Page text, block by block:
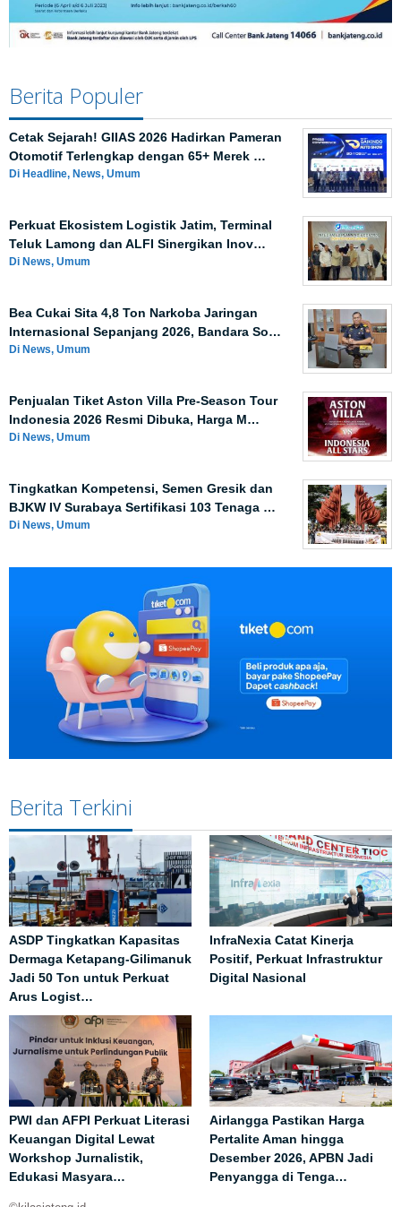
Berita Populer
Cetak Sejarah! GIIAS 2026 Hadirkan Pameran
Otomotif Terlengkap dengan 65+ Merek …
Di Headline, News, Umum
Perkuat Ekosistem Logistik Jatim, Terminal
Teluk Lamong dan ALFI Sinergikan Inov…
Di News, Umum
Bea Cukai Sita 4,8 Ton Narkoba Jaringan
Internasional Sepanjang 2026, Bandara So…
Di News, Umum
Penjualan Tiket Aston Villa Pre-Season Tour
Indonesia 2026 Resmi Dibuka, Harga M…
Di News, Umum
Tingkatkan Kompetensi, Semen Gresik dan
BJKW IV Surabaya Sertifikasi 103 Tenaga …
Di News, Umum
Berita Terkini
ASDP Tingkatkan Kapasitas
Dermaga Ketapang-Gilimanuk
Jadi 50 Ton untuk Perkuat
Arus Logist…
InfraNexia Catat Kinerja
Positif, Perkuat Infrastruktur
Digital Nasional
PWI dan AFPI Perkuat Literasi
Keuangan Digital Lewat
Workshop Jurnalistik,
Edukasi Masyara…
Airlangga Pastikan Harga
Pertalite Aman hingga
Desember 2026, APBN Jadi
Penyangga di Tenga…